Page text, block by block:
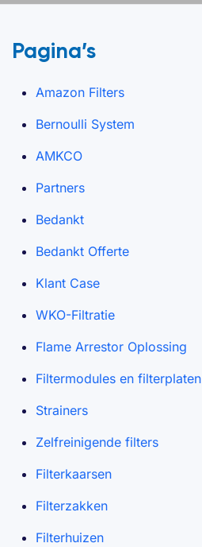
Pagina’s
Amazon Filters
Bernoulli System
AMKCO
Partners
Bedankt
Bedankt Offerte
Klant Case
WKO-Filtratie
Flame Arrestor Oplossing
Filtermodules en filterplaten
Strainers
Zelfreinigende filters
Filterkaarsen
Filterzakken
Filterhuizen